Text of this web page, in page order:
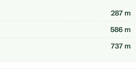
287 m
586 m
737 m